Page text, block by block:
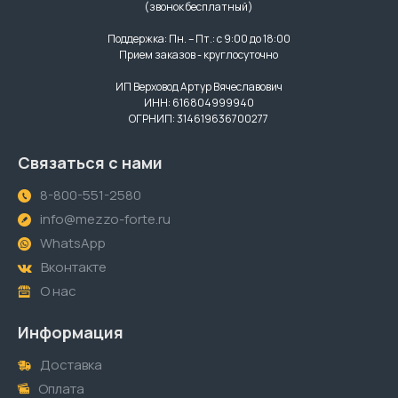
(звонок бесплатный)
Поддержка: Пн. – Пт.: с 9:00 до 18:00
Прием заказов - круглосуточно
ИП Верховод Артур Вячеславович
ИНН: 616804999940
ОГРНИП: 314619636700277
Связаться с нами
8-800-551-2580
info@mezzo-forte.ru
WhatsApp
Вконтакте
О нас
Информация
Доставка
Оплата